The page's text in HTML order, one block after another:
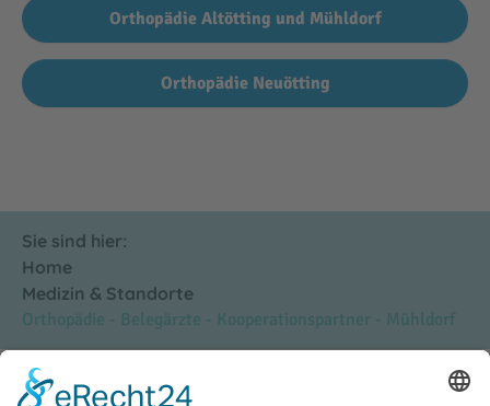
Orthopädie Altötting und Mühldorf
Orthopädie Neuötting
Sie sind hier:
Home
Medizin & Standorte
Orthopädie - Belegärzte - Kooperationspartner - Mühldorf
Folgen Sie uns auf